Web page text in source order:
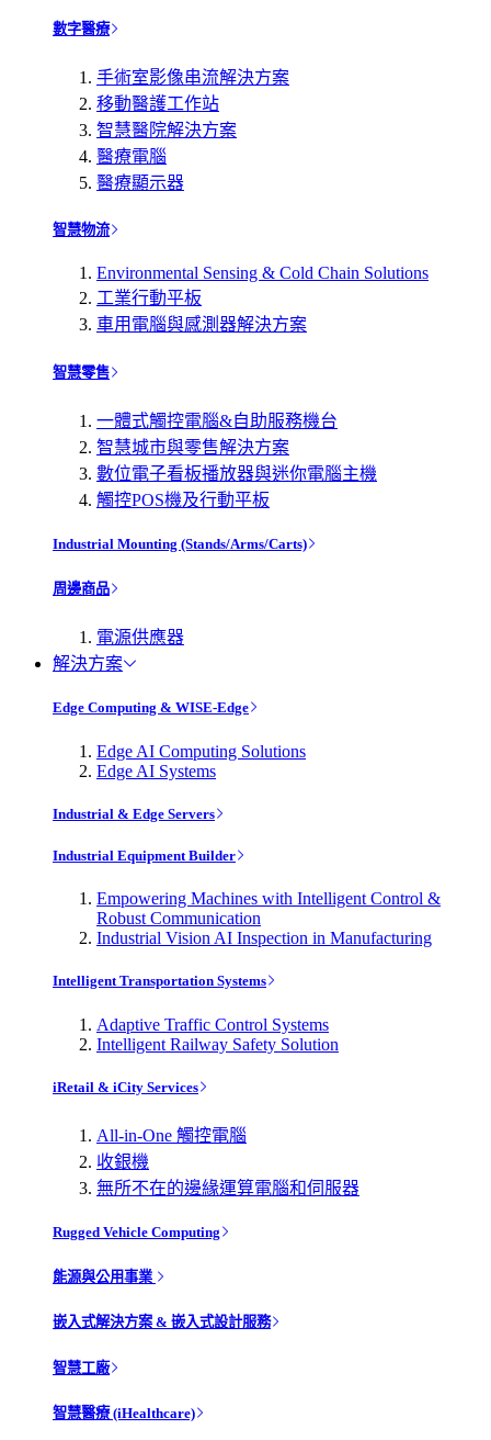
數字醫療
手術室影像串流解決方案
移動醫護工作站
智慧醫院解決方案
醫療電腦
醫療顯示器
智慧物流
Environmental Sensing & Cold Chain Solutions
工業行動平板
車用電腦與感測器解決方案
智慧零售
一體式觸控電腦&自助服務機台
智慧城市與零售解決方案
數位電子看板播放器與迷你電腦主機
觸控POS機及行動平板
Industrial Mounting (Stands/Arms/Carts)
周邊商品
電源供應器
解決方案
Edge Computing & WISE-Edge
Edge AI Computing Solutions
Edge AI Systems
Industrial & Edge Servers
Industrial Equipment Builder
Empowering Machines with Intelligent Control &
Robust Communication
Industrial Vision AI Inspection in Manufacturing
Intelligent Transportation Systems
Adaptive Traffic Control Systems
Intelligent Railway Safety Solution
iRetail & iCity Services
All-in-One 觸控電腦
收銀機
無所不在的邊緣運算電腦和伺服器
Rugged Vehicle Computing
能源與公用事業
嵌入式解決方案 & 嵌入式設計服務
智慧工廠
智慧醫療 (iHealthcare)